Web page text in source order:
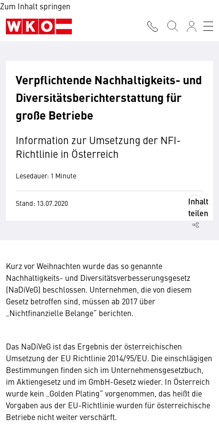
Zum Inhalt springen
Verpflichtende Nachhaltigkeits- und
Diversitätsberichterstattung für
große Betriebe
Information zur Umsetzung der NFI-
Richtlinie in Österreich
Lesedauer: 1 Minute
Stand: 13.07.2020
Inhalt
teilen
Kurz vor Weihnachten wurde das so genannte
Nachhaltigkeits- und Diversitätsverbesserungsgesetz
(NaDiVeG) beschlossen. Unternehmen, die von diesem
Gesetz betroffen sind, müssen ab 2017 über
„Nichtfinanzielle Belange“ berichten.
Das NaDiVeG ist das Ergebnis der österreichischen
Umsetzung der EU Richtlinie 2014/95/EU. Die einschlägigen
Bestimmungen finden sich im Unternehmensgesetzbuch,
im Aktiengesetz und im GmbH-Gesetz wieder. In Österreich
wurde kein „Golden Plating“ vorgenommen, das heißt die
Vorgaben aus der EU-Richtlinie wurden für österreichische
Betriebe nicht weiter verschärft.